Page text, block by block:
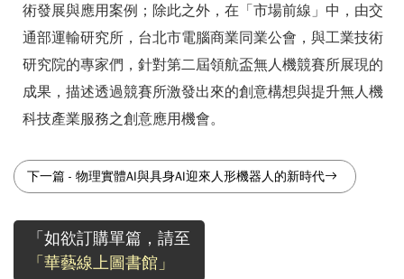
術發展與應用案例；除此之外，在「市場前線」中，由交
通部運輸研究所，台北市電腦商業同業公會，與工業技術
研究院的專家們，針對第二屆領航盃無人機競賽所展現的
成果，描述透過競賽所激發出來的創意構想與提升無人機
科技產業服務之創意應用機會。
下一篇 - 物理實體AI與具身AI迎來人形機器人的新時代
「如欲訂購單篇，請至
「華藝線上圖書館」